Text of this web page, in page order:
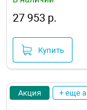
27 953 р.
Купить
Акция + еще